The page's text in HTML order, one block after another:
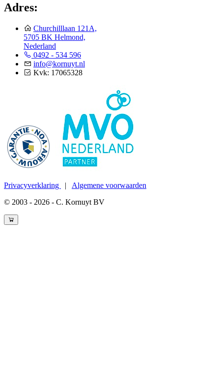
Adres:
Churchilllaan 121A,
5705 BK Helmond,
Nederland
0492 - 534 596
info@kornuyt.nl
Kvk: 17065328
Privacyverklaring | Algemene voorwaarden
© 2003 - 2026 - C. Kornuyt BV